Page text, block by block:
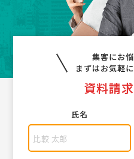
集客にお悩
まずはお気軽
資料請
氏名